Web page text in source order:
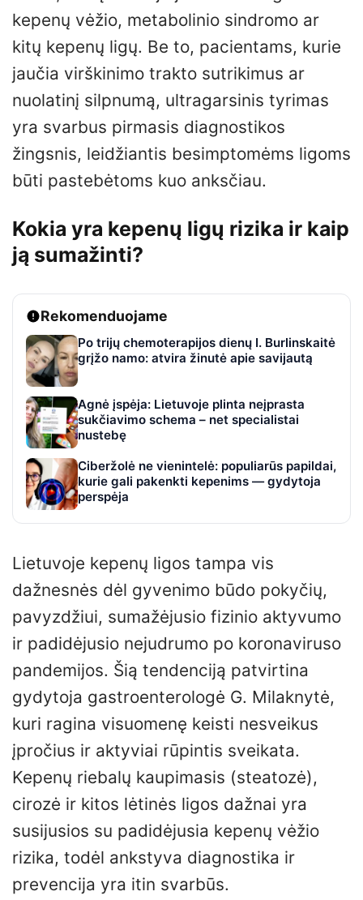
kepenų vėžio, metabolinio sindromo ar
kitų kepenų ligų. Be to, pacientams, kurie
jaučia virškinimo trakto sutrikimus ar
nuolatinį silpnumą, ultragarsinis tyrimas
yra svarbus pirmasis diagnostikos
žingsnis, leidžiantis besimptomėms ligoms
būti pastebėtoms kuo anksčiau.
Kokia yra kepenų ligų rizika ir kaip
ją sumažinti?
Rekomenduojame
Po trijų chemoterapijos dienų I. Burlinskaitė
grįžo namo: atvira žinutė apie savijautą
Agnė įspėja: Lietuvoje plinta neįprasta
sukčiavimo schema – net specialistai
nustebę
Ciberžolė ne vienintelė: populiarūs papildai,
kurie gali pakenkti kepenims — gydytoja
perspėja
Lietuvoje kepenų ligos tampa vis
dažnesnės dėl gyvenimo būdo pokyčių,
pavyzdžiui, sumažėjusio fizinio aktyvumo
ir padidėjusio nejudrumo po koronaviruso
pandemijos. Šią tendenciją patvirtina
gydytoja gastroenterologė G. Milaknytė,
kuri ragina visuomenę keisti nesveikus
įpročius ir aktyviai rūpintis sveikata.
Kepenų riebalų kaupimasis (steatozė),
cirozė ir kitos lėtinės ligos dažnai yra
susijusios su padidėjusia kepenų vėžio
rizika, todėl ankstyva diagnostika ir
prevencija yra itin svarbūs.